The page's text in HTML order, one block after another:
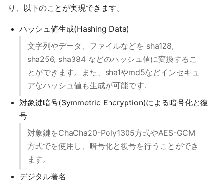
り、以下のことが実現できます。
ハッシュ値生成(Hashing Data)
文字列やデータ、ファイルなどを sha128,
sha256, sha384 などのハッシュ値に変換するこ
とができます。また、sha1やmd5などインセキュ
アなハッシュ値も生成が可能です。
対象鍵暗号(Symmetric Encryption)による暗号化と復
号
対象鍵をChaCha20-Poly1305方式やAES-GCM
方式でを使用し、暗号化と復号を行うことができ
ます。
デジタル署名